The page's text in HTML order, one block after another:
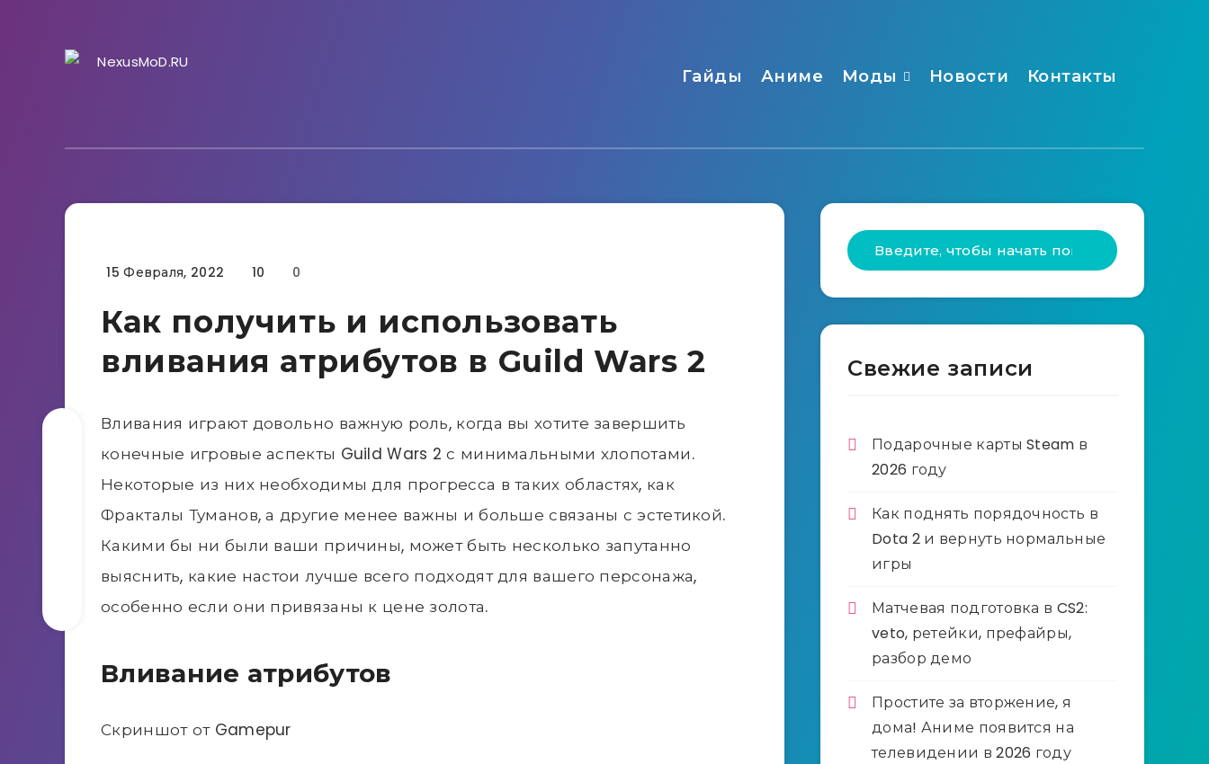
Гайды Аниме Моды Новости Контакты
Гайды
15 Февраля, 2022 10 0
Как получить и использовать
вливания атрибутов в Guild Wars 2
Вливания играют довольно важную роль, когда вы хотите завершить
конечные игровые аспекты Guild Wars 2 с минимальными хлопотами.
Некоторые из них необходимы для прогресса в таких областях, как
Фракталы Туманов, а другие менее важны и больше связаны с эстетикой.
Какими бы ни были ваши причины, может быть несколько запутанно
выяснить, какие настои лучше всего подходят для вашего персонажа,
особенно если они привязаны к цене золота.
Вливание атрибутов
Скриншот от Gamepur
Свежие записи
Подарочные карты Steam в
2026 году
Как поднять порядочность в
Dota 2 и вернуть нормальные
игры
Матчевая подготовка в CS2:
veto, ретейки, префайры,
разбор демо
Простите за вторжение, я
дома! Аниме появится на
телевидении в 2026 году